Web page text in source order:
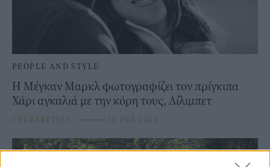
PEOPLE AND STYLE
Η Μέγκαν Μαρκλ φωτογραφίζει τον πρίγκιπα
Χάρι αγκαλιά με την κόρη τους, Λίλιμπετ
CELEBRITIES ⸻ 15 FEB 2026